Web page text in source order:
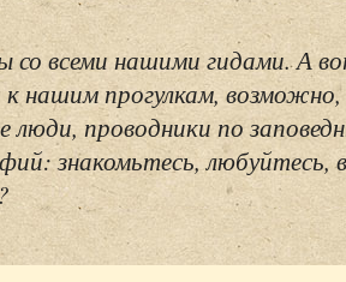
всеми нашими гидами. А
нашим прогулкам,
проводники по
знакомьтесь, любуйтесь,